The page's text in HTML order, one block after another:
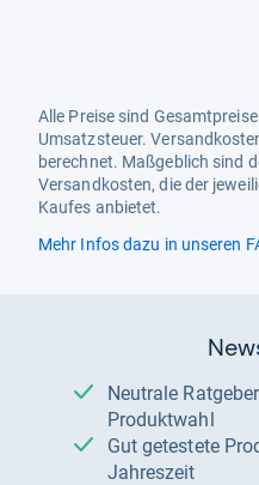
Alle Preise sind
Umsatzsteuer.
berechnet. Maßgeblich sind
Versandkosten, die der
Kaufes anbietet.
Mehr Infos dazu in unseren
Neutrale Ratgeber – hilfreich für Ihre
Produktwahl
Gut getestete Produkte – passend zur
Jahreszeit